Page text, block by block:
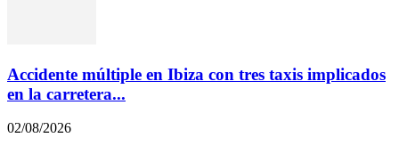
Accidente múltiple en Ibiza con tres taxis implicados
en la carretera...
02/08/2026